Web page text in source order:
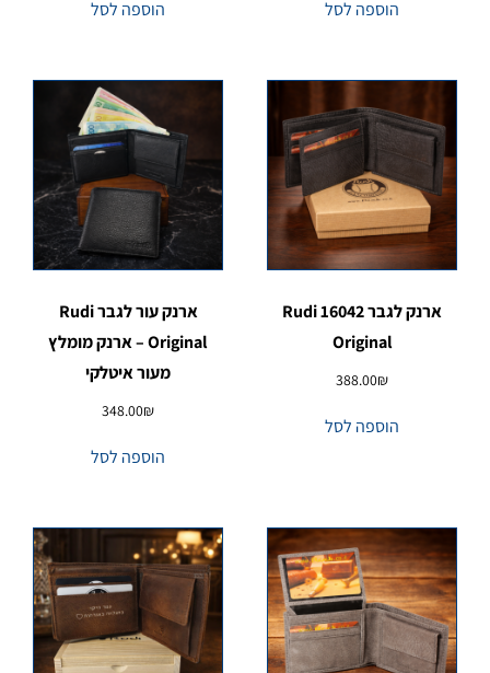
הוספה לסל הוספה לסל
ארנק לגבר 16042 Rudi
Original
388.00₪
הוספה לסל
ארנק עור לגבר Rudi
Original – ארנק מומלץ
מעור איטלקי
348.00₪
הוספה לסל